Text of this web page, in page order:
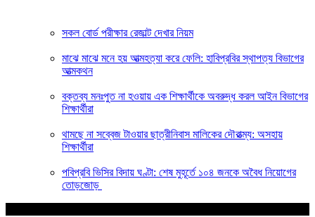
সকল বোর্ড পরীক্ষার রেজাল্ট দেখার নিয়ম
মাঝে মাঝে মনে হয় আত্মহত্যা করে ফেলি: হাবিপ্রবির স্থাপত্য বিভাগের
আত্মকথন
বক্তব্য মনঃপুত না হওয়ায় এক শিক্ষার্থীকে অবরুদ্ধ করল আইন বিভাগের
শিক্ষার্থীরা
থামছে না সব্বেজ টাওয়ার ছাত্রীনিবাস মালিকের দৌরাত্ম্য: অসহায়
শিক্ষার্থীরা
পবিপ্রবি ভিসির বিদায় ঘণ্টা: শেষ মুহূর্তে ১০৪ জনকে অবৈধ নিয়োগের
তোড়জোড়